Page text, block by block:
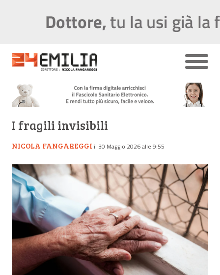
I fragili invisibili
NICOLA FANGAREGGI il 30 Maggio 2026 alle 9:55